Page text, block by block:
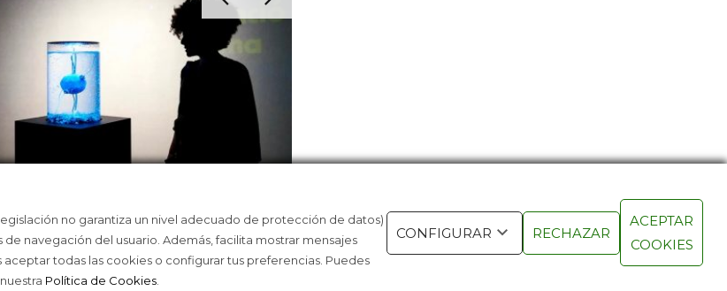
no garantiza un nivel adecuado de protección de datos)
navegación del usuario. Además, facilita mostrar mensajes
todas las cookies o configurar tus preferencias. Puedes
Política de Cookies.
CONFIGURAR RECHAZAR
ACEPTAR
COOKIES
YA NO SE ENTIENDE
JOYERÍA Y TECNOLOGÍA SE DAN LA
MANO
BOHEMIAN
ENTRE